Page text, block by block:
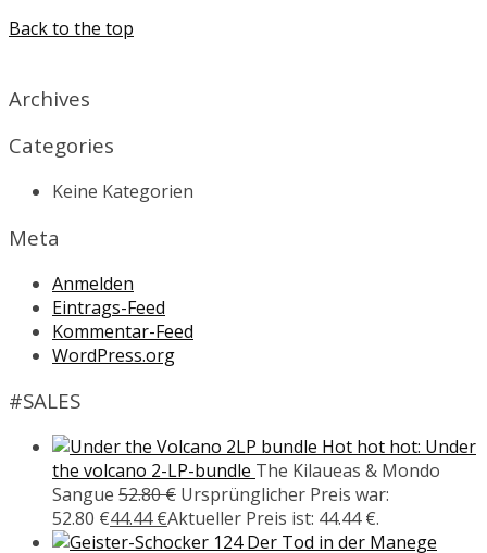
Back to the top
Archives
Categories
Keine Kategorien
Meta
Anmelden
Eintrags-Feed
Kommentar-Feed
WordPress.org
#SALES
Hot hot hot: Under
the volcano 2-LP-bundle The Kilaueas & Mondo
Sangue 52.80€ Ursprünglicher Preis war:
52.80 €44.44€Aktueller Preis ist: 44.44 €.